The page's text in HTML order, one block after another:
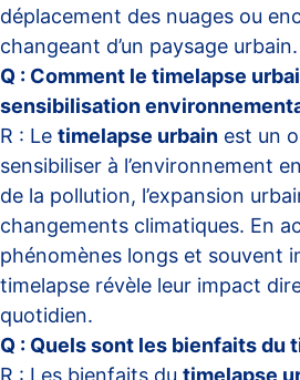
déplacement des nuages ou
changeant d’un paysage urbain.
Q : Comment le timelapse
sensibilisation
R : Le timelapse urbain est un
sensibiliser à l’environnement
de la pollution, l’expansion
changements climatiques. En
phénomènes longs et souvent
timelapse révèle leur impact
quotidien.
Q : Quels sont les bienfaits du